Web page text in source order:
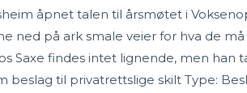
åpnet talen til årsmøtet i
ned på ark smale veier for hva de
Saxe findes intet lignende, men han
beslag til privatrettslige skilt Type: